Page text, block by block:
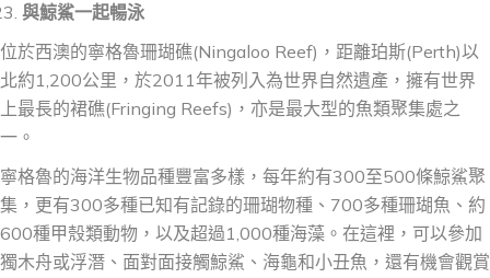
與鯨鯊一起暢泳
位於西澳的寧格魯珊瑚礁(Ningaloo Reef)，距離珀斯(Perth)以
北約1,200公里，於2011年被列入為世界自然遺產，擁有世界
上最長的裙礁(Fringing Reefs)，亦是最大型的魚類聚集處之
一。
寧格魯的海洋生物品種豐富多樣，每年約有300至500條鯨鯊聚
集，更有300多種已知有記錄的珊瑚物種、700多種珊瑚魚、約
600種甲殼類動物，以及超過1,000種海藻。在這裡，可以參加
獨木舟或浮潛、面對面接觸鯨鯊、海龜和小丑魚，還有機會觀賞